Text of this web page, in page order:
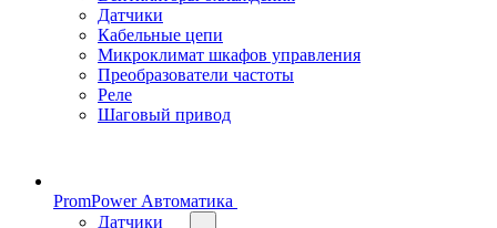
Датчики
Кабельные цепи
Микроклимат шкафов управления
Преобразователи частоты
Реле
Шаговый привод
PromPower Автоматика
Датчики